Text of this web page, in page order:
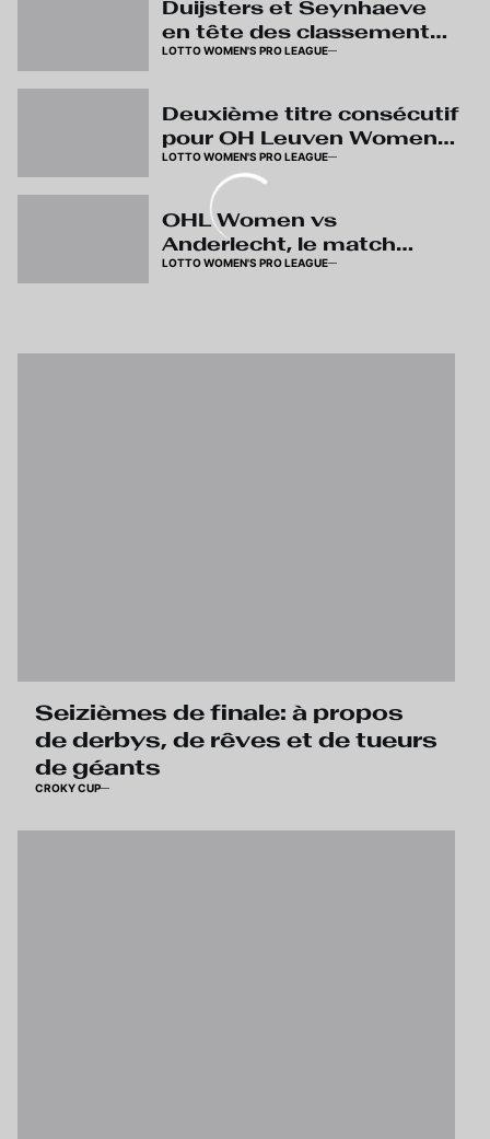
Duijsters et Seynhaeve
en tête des classements
individuels
LOTTO WOMEN'S PRO LEAGUE
Deuxième titre consécutif
pour OH Leuven Women
en Lotto Super League
LOTTO WOMEN'S PRO LEAGUE
OHL Women vs
Anderlecht, le match
décisif pour le titre
LOTTO WOMEN'S PRO LEAGUE
Seizièmes de finale: à propos
de derbys, de rêves et de tueurs
de géants
CROKY CUP